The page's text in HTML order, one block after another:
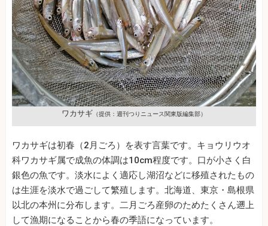
ワカサギ （提供：週刊つりニュース関東版編集部）
ワカサギは初春（2月ごろ）を表す言葉です。キョウリウオ
科ワカサギ属で成魚の体調は10cm程度です。口が小さく白
銀色の魚です。淡水によく適応し湖沼などに移殖されたもの
は生涯を淡水で過ごして繁殖します。北海道、東京・島根県
以北の本州に分布します。二月ごろ産卵のためたくさん遡上
して漁期になることから春の季語になっています。